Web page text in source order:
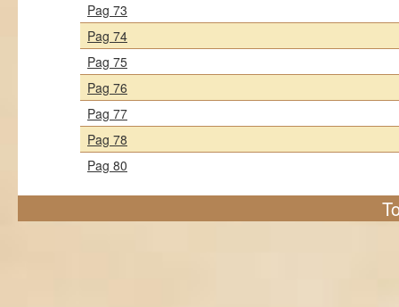
Pag 73
Pag 74
Pag 75
Pag 76
Pag 77
Pag 78
Pag 80